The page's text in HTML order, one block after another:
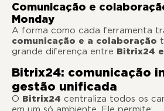
Comunicação e
Monday
A forma como cada ferramenta
comunicação e a colaboração
grande diferença entre Bitrix24
Bitrix24: comunicação
gestão unificada
O Bitrix24 centraliza todos os